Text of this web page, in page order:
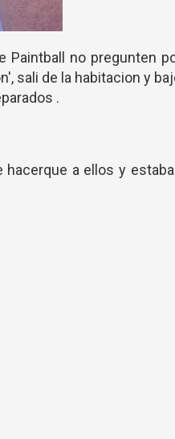
Paintball no pregunten
sali de la habitacion y
.
hacerque a ellos y